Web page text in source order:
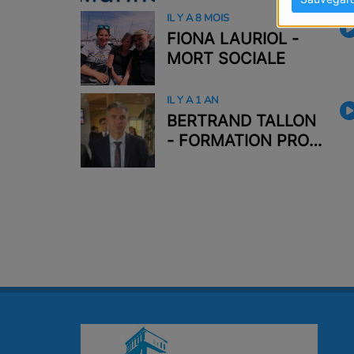
IL Y A 8 MOIS
FIONA LAURIOL -
MORT SOCIALE
IL Y A 1 AN
BERTRAND TALLON
- FORMATION PRO